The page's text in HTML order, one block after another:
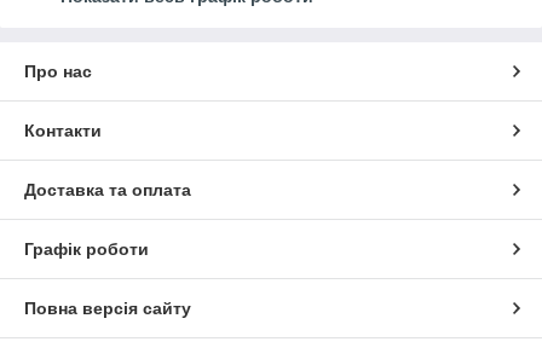
Про нас
Контакти
Доставка та оплата
Графік роботи
Повна версія сайту